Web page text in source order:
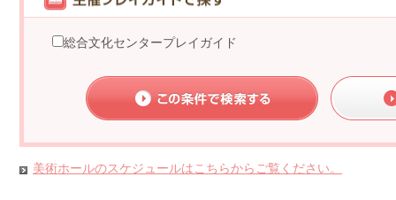
総合文化センタープレイガイド
美術ホールのスケジュールはこちらからご覧ください。